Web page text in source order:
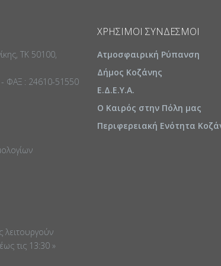
ΤΚ 50100,
ΦΑΞ : 24610-51550
λειτουργούν
τις 13:30 »
ΧΡΉΣΙΜΟΙ ΣΎΝΔΕΣΜΟΙ
Ατμοσφαιρική Ρύπανση
Δήμος Κοζάνης
Ε.Δ.Ε.Υ.Α.
Ο Καιρός στην Πόλη μας
Περιφερειακή Ενότητα